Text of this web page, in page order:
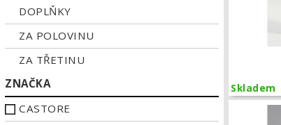
DOPLŇKY
ZA POLOVINU
ZA TŘETINU
ZNAČKA
CASTORE
Skladem